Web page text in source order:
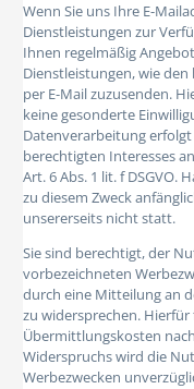
Wenn Sie uns Ihre E-
Dienstleistungen zur
Ihnen regelmäßig
Dienstleistungen, wie
per E-Mail zuzusenden.
keine gesonderte
Datenverarbeitung
berechtigten Interesses
Art. 6 Abs. 1 lit. f DSGVO.
zu diesem Zweck
unsererseits nicht statt.
Sie sind berechtigt, der
vorbezeichneten
durch eine Mitteilung an
zu widersprechen. Hierfür
Übermittlungskosten
Widerspruchs wird die
Werbezwecken